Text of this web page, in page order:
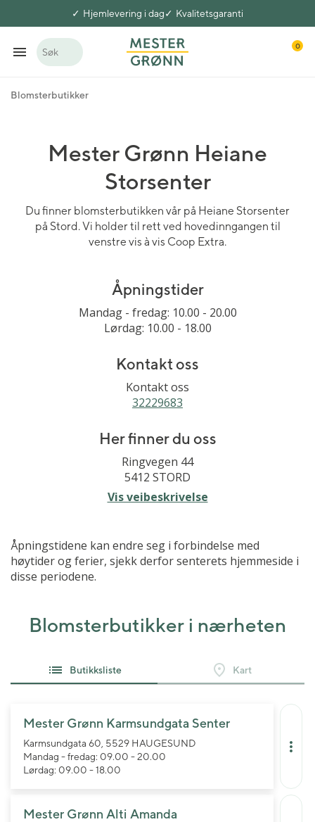
Hjemlevering i dag Kvalitetsgaranti
Søk
0
Blomsterbutikker
Mester Grønn Heiane
Storsenter
Du finner blomsterbutikken vår på Heiane Storsenter
på Stord. Vi holder til rett ved hovedinngangen til
venstre vis à vis Coop Extra.
Åpningstider
Mandag - fredag: 10.00 - 20.00
Lørdag: 10.00 - 18.00
Kontakt oss
Kontakt oss
32229683
Her finner du oss
Ringvegen 44
5412 STORD
Vis veibeskrivelse
Åpningstidene kan endre seg i forbindelse med
høytider og ferier, sjekk derfor senterets hjemmeside i
disse periodene.
Blomsterbutikker i nærheten
Butikksliste Kart
Mester Grønn Karmsundgata Senter
Karmsundgata 60, 5529 HAUGESUND
Mandag - fredag: 09.00 - 20.00
Lørdag: 09.00 - 18.00
Mester Grønn Alti Amanda